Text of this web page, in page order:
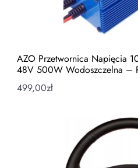
AZO Przetwornica Napięcia
48V 500W Wodoszczelna –
499,00zł